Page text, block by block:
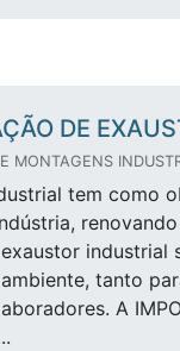
DE
MONTAGENS
tem como
industrial
tanto
A